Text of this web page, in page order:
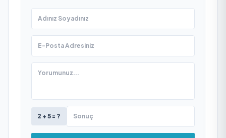
2 + 5 = ?